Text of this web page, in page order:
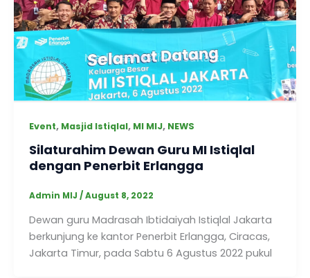
Event, Masjid Istiqlal, MI MIJ, NEWS
Silaturahim Dewan Guru MI Istiqlal
dengan Penerbit Erlangga
Admin MIJ /August 8, 2022
Dewan guru Madrasah Ibtidaiyah Istiqlal Jakarta
berkunjung ke kantor Penerbit Erlangga, Ciracas,
Jakarta Timur, pada Sabtu 6 Agustus 2022 pukul